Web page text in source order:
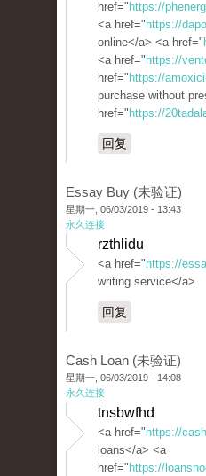
href=" https://
<a href=" https://
online</a> <a href="
<a href=" https://
href=" https://
purchase without
href=" https://
回复
Essay Buy (未验证)
星期一, 06/03/2019 - 13:43
永久连接
rzthlidu
<a href=" https://
writing service</a>
回复
Cash Loan (未验证)
星期一, 06/03/2019 - 14:08
永久连接
tnsbwfhd
<a href=" https://
loans</a> <a
href=" https://